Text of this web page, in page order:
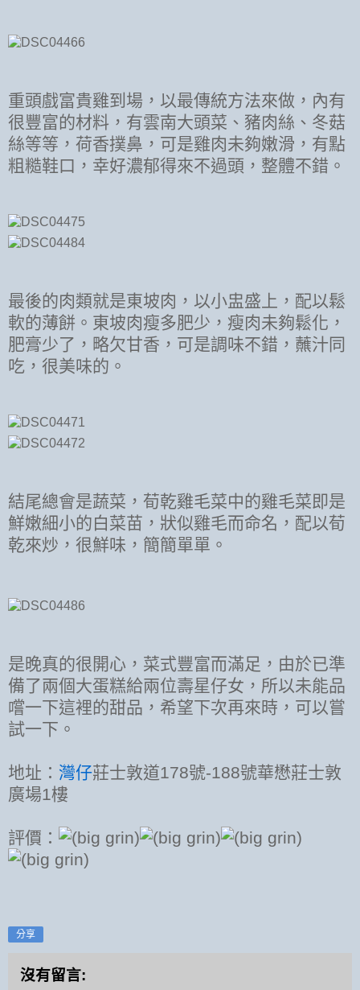
重頭戲富貴雞到場，以最傳統方法來做，內有
很豐富的材料，有雲南大頭菜、豬肉絲、冬菇
絲等等，荷香撲鼻，可是雞肉未夠嫩滑，有點
粗糙鞋口，幸好濃郁得來不過頭，整體不錯。
最後的肉類就是東坡肉，以小盅盛上，配以鬆
軟的薄餅。東坡肉瘦多肥少，瘦肉未夠鬆化，
肥膏少了，略欠甘香，可是調味不錯，蘸汁同
吃，很美味的。
結尾總會是蔬菜，荀乾雞毛菜中的雞毛菜即是
鮮嫩細小的白菜苗，狀似雞毛而命名，配以荀
乾來炒，很鮮味，簡簡單單。
是晚真的很開心，菜式豐富而滿足，由於已準
備了兩個大蛋糕給兩位壽星仔女，所以未能品
嚐一下這裡的甜品，希望下次再來時，可以嘗
試一下。
地址： 灣仔莊士敦道178號-188號華懋莊士敦
廣場1樓
評價：
分享
沒有留言: